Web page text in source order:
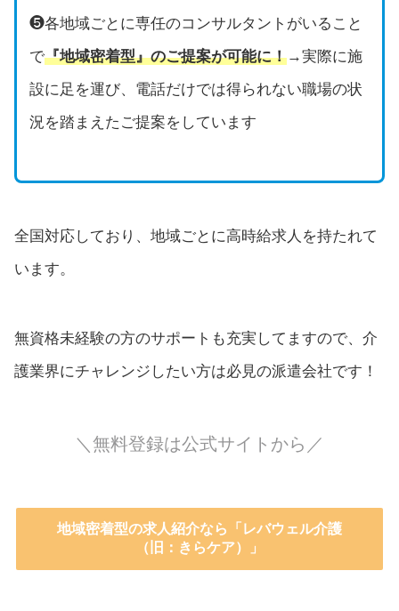
❺各地域ごとに専任のコンサルタントがいること
で『地域密着型』のご提案が可能に！→実際に施
設に足を運び、電話だけでは得られない職場の状
況を踏まえたご提案をしています
全国対応しており、地域ごとに高時給求人を持たれて
います。
無資格未経験の方のサポートも充実してますので、介
護業界にチャレンジしたい方は必見の派遣会社です！
＼無料登録は公式サイトから／
地域密着型の求人紹介なら「レバウェル介護
（旧：きらケア）」